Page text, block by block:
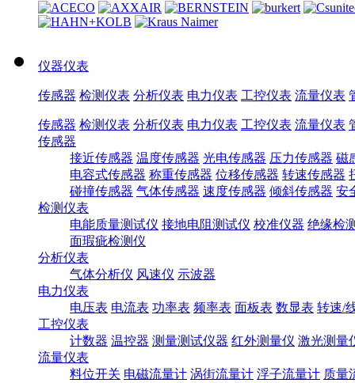
仪器仪表
传感器 检测仪表 分析仪表 电力仪表 工控仪表 流量仪表
传感器 检测仪表 分析仪表 电力仪表 工控仪表 流量仪表
传感器
接近传感器 温度传感器 光电传感器 压力传感器 磁
电容式传感器 称重传感器 位移传感器 转速传感器
碰撞传感器 气体传感器 速度传感器 倾斜传感器 安
检测仪表
电能质量测试仪 接地电阻测试仪 校准仪器 绝缘检
面瑕疵检测仪
分析仪表
气体分析仪 风速仪 示波器
电力仪表
电压表 电流表 功率表 频率表 面板表 数显表 转速/
工控仪表
计数器 温控器 测量测试仪器 红外测量仪 激光测量
流量仪表
料位开关 电磁流量计 涡街流量计 浮子流量计 质量